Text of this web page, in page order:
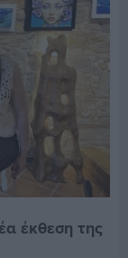
έκθεση της